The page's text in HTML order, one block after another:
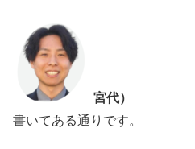
宮代）
書いてある通りです。